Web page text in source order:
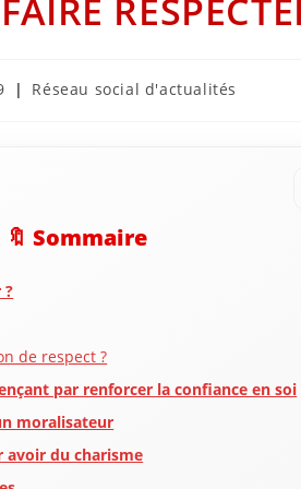
Post
Réseau social d'actualités
🔖 Sommaire
?
de respect ?
par renforcer la confiance en soi
moralisateur
avoir du charisme